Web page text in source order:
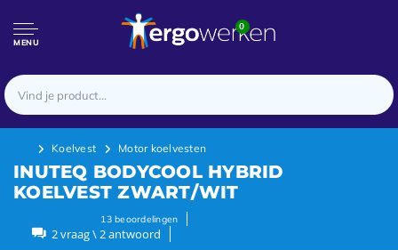
MENU
0
Koelvest Motor koelvesten
INUTEQ BODYCOOL HYBRID
KOELVEST ZWART/WIT
13beoordelingen
2 vraag \ 2 antwoord